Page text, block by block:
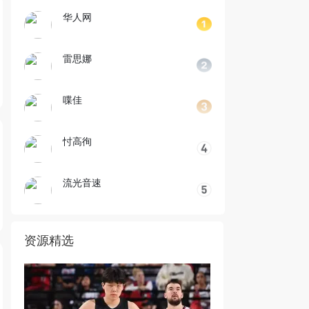
华人网
雷思娜
喋佳
忖高徇
流光音速
资源精选